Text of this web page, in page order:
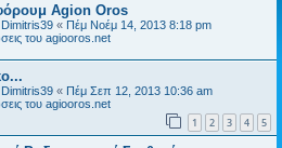
Agion Oros
Dimitris39 « Πέμ Νοέμ 14, 2013 8:18 pm
του agiooros.net
Dimitris39 « Πέμ Σεπ 12, 2013 10:36 am
του agiooros.net
1 2 3 4 5